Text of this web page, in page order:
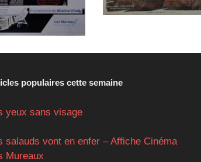
populaires cette semaine
yeux sans visage
salauds vont en enfer – Affiche Cinéma
Mureaux